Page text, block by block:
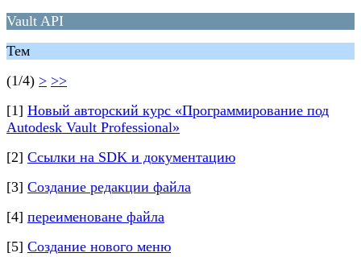
Vault API
Тем
(1/4) > >>
[1] Новый авторский курс «Программирование под
Autodesk Vault Professional»
[2] Ссылки на SDK и документацию
[3] Создание редакции файла
[4] переименоване файла
[5] Создание нового меню